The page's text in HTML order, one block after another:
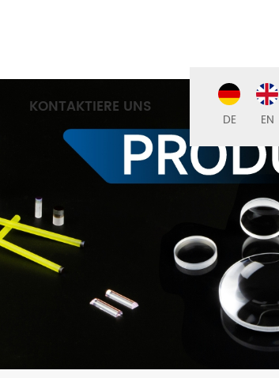
KONTAKTIERE UNS
DE EN